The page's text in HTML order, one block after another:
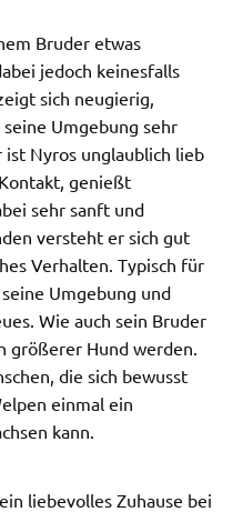
Bruder etwas
jedoch keinesfalls
sich neugierig,
Umgebung sehr
Nyros unglaublich lieb
genießt
sehr sanft und
versteht er sich gut
Verhalten. Typisch für
Umgebung und
Wie auch sein Bruder
größerer Hund werden.
die sich bewusst
einmal ein
kann.
liebevolles Zuhause bei